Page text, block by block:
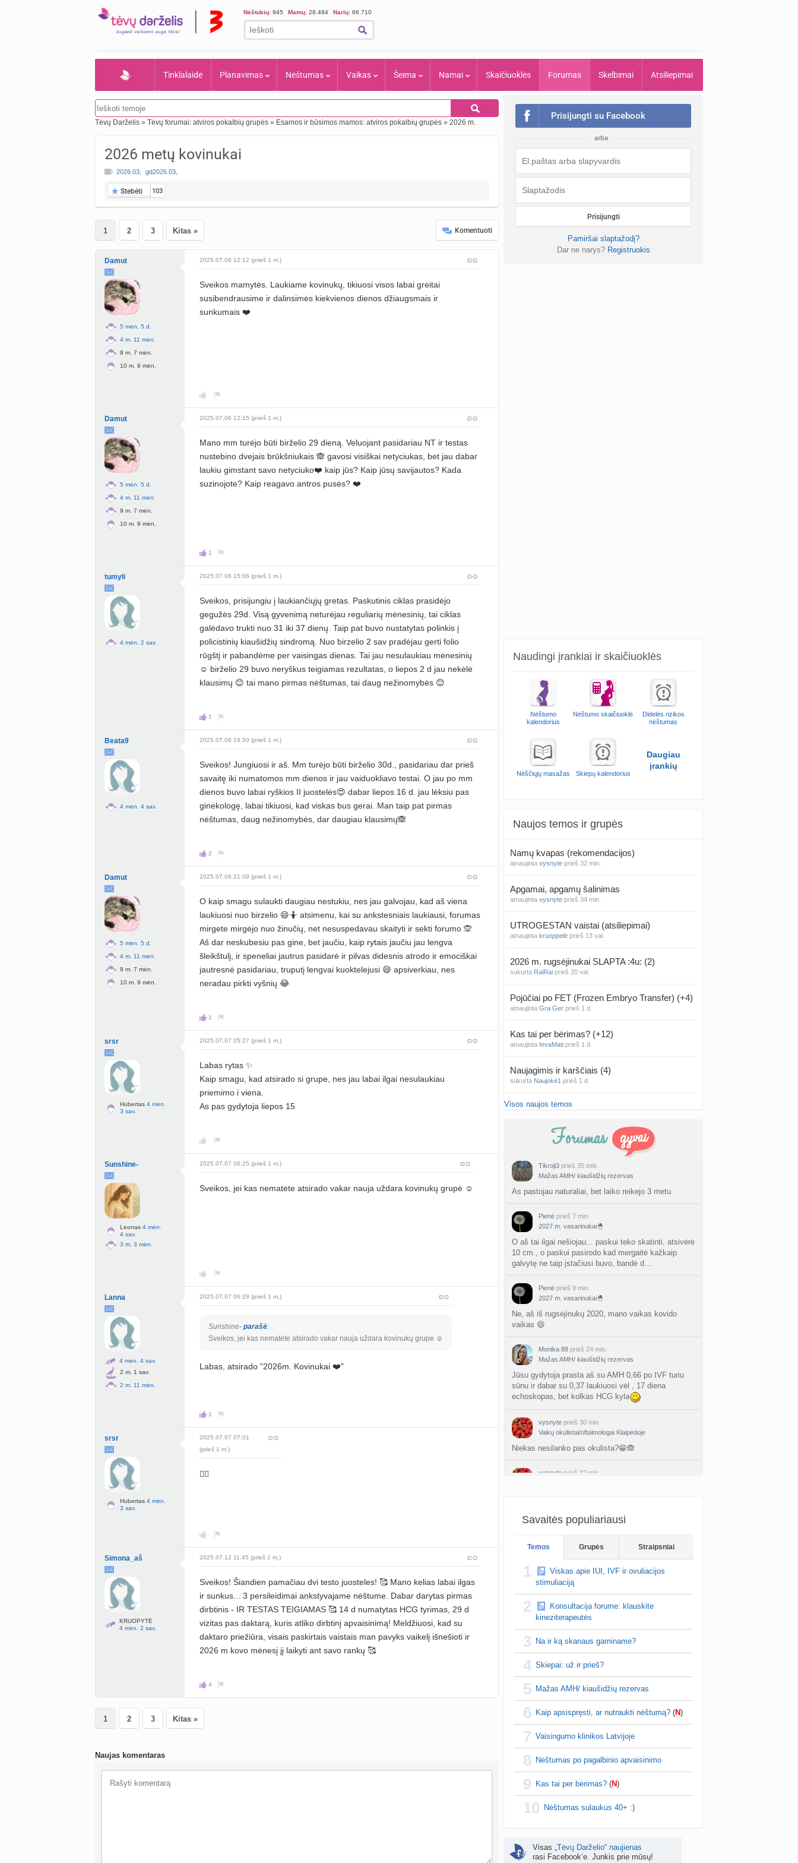
Nėštukių: 945 Mamų: 28.494 Narių: 66.710
Tinklalaidė Planavimas Nėštumas Vaikas Šeima Namai Skaičiuoklės Forumas Skelbimai Atsiliepimai
Tėvų Darželis » Tėvų forumai: atviros pokalbių grupės » Esamos ir būsimos mamos: atviros pokalbių grupės » 2026 m.
2026 metų kovinukai
2026.03 gd2026.03
Stebėti 103
1 2 3 Kitas » Komentuoti
Damut
5 mėn. 5 d.
4 m. 11 mėn.
9 m. 7 mėn.
10 m. 9 mėn.
2025.07.06 12:12 (prieš 1 m.)
Sveikos mamytės. Laukiame kovinukų, tikiuosi visos labai greitai
susibendrausime ir dalinsimės kiekvienos dienos džiaugsmais ir
sunkumais ❤️
Damut
5 mėn. 5 d.
4 m. 11 mėn.
9 m. 7 mėn.
10 m. 9 mėn.
2025.07.06 12:15 (prieš 1 m.)
Mano mm turėjo būti birželio 29 dieną. Veluojant pasidariau NT ir testas
nustebino dvejais brūkšniukais 🙈 gavosi visiškai netyciukas, bet jau dabar
laukiu gimstant savo netyciuko❤️ kaip jūs? Kaip jūsų savijautos? Kada
suzinojote? Kaip reagavo antros pusės? ❤️
1
tumyli
4 mėn. 2 sav.
2025.07.06 15:06 (prieš 1 m.)
Sveikos, prisijungiu į laukiančiųjų gretas. Paskutinis ciklas prasidėjo
gegužės 29d. Visą gyvenimą neturėjau reguliarių mėnesinių, tai ciklas
galėdavo trukti nuo 31 iki 37 dienų. Taip pat buvo nustatytas polinkis į
policistinių kiaušidžių sindromą. Nuo birzelio 2 sav pradėjau gerti folio
rūgštį ir pabandėme per vaisingas dienas. Tai jau nesulaukiau mėnesinių
☺️ birželio 29 buvo neryškus teigiamas rezultatas, o liepos 2 d jau nekėlė
klausimų 😊 tai mano pirmas nėštumas, tai daug nežinomybės 😊
1
Beata9
4 mėn. 4 sav.
2025.07.06 19:50 (prieš 1 m.)
Sveikos! Jungiuosi ir aš. Mm turėjo būti birželio 30d., pasidariau dar prieš
savaitę iki numatomos mm dienos ir jau vaiduokliavo testai. O jau po mm
dienos buvo labai ryškios II juostelės😍 dabar liepos 16 d. jau lėksiu pas
ginekologę, labai tikiuosi, kad viskas bus gerai. Man taip pat pirmas
nėštumas, daug nežinomybės, dar daugiau klausimų🙈
2
Damut
5 mėn. 5 d.
4 m. 11 mėn.
9 m. 7 mėn.
10 m. 9 mėn.
2025.07.06 21:09 (prieš 1 m.)
O kaip smagu sulaukti daugiau nestukiu, nes jau galvojau, kad aš viena
laukiuosi nuo birzelio 😄🤷 atsimenu, kai su ankstesniais laukiausi, forumas
mirgete mirgėjo nuo žinučių, net nesuspedavau skaityti ir sekti forumo 🙊
Aš dar neskubesiu pas gine, bet jaučiu, kaip rytais jaučiu jau lengva
šleikštulį, ir speneliai jautrus pasidarė ir pilvas didesnis atrodo ir emociškai
jautresnė pasidariau, truputį lengvai kuoktelejusi 😄 apsiverkiau, nes
neradau pirkti vyšnių 😂
1
srsr
Hubertas 4 mėn.
3 sav.
2025.07.07 05:27 (prieš 1 m.)
Labas rytas ✨
Kaip smagu, kad atsirado si grupe, nes jau labai ilgai nesulaukiau
priemimo i viena.
As pas gydytoja liepos 15
Sunshine-
Leonas 4 mėn.
4 sav.
3 m. 3 mėn.
2025.07.07 06:25 (prieš 1 m.)
Sveikos, jei kas nematėte atsirado vakar nauja uždara kovinukų grupė ☺️
Lanna
4 mėn. 4 sav.
2 m. 1 sav.
2 m. 11 mėn.
2025.07.07 06:28 (prieš 1 m.)
Sunshine- parašė:
Sveikos, jei kas nematėte atsirado vakar nauja uždara kovinukų grupė ☺️
Labas, atsirado "2026m. Kovinukai ❤️"
1
srsr
Hubertas 4 mėn.
3 sav.
2025.07.07 07:01
(prieš 1 m.)
👍🏼
Simona_aš
KRUOPYTĖ
4 mėn. 2 sav.
2025.07.12 11:45 (prieš 1 m.)
Sveikos! Šiandien pamačiau dvi testo juosteles! 🥰 Mano kelias labai ilgas
ir sunkus... 3 persileidimai ankstyvajame nėštume. Dabar darytas pirmas
dirbtinis - IR TESTAS TEIGIAMAS 🥰 14 d numatytas HCG tyrimas, 29 d
vizitas pas daktarą, kuris atliko dirbtinį apvaisinimą! Meldžiuosi, kad su
daktaro priežiūra, visais paskirtais vaistais man pavyks vaikelį išnešioti ir
2026 m kovo mėnesį jį laikyti ant savo rankų 🥰
4
1 2 3 Kitas »
Naujas komentaras
Prisijungti su Facebook
arba
Prisijungti
Pamiršai slaptažodį?
Dar ne narys? Registruokis
Naudingi įrankiai ir skaičiuoklės
Nėštumo
kalendorius
Nėštumo skaičiuoklė
Didelės rizikos
nėštumas
Nėščiųjų masažas Skiepų kalendorius
Daugiau
įrankių
Naujos temos ir grupės
Namų kvapas (rekomendacijos)
atnaujinta vysnyte prieš 32 min.
Apgamai, apgamų šalinimas
atnaujinta vysnyte prieš 34 min.
UTROGESTAN vaistai (atsiliepimai)
atnaujinta kruoppelė prieš 13 val.
2026 m. rugsėjinukai SLAPTA :4u: (2)
sukurta RaiRai prieš 20 val.
Pojūčiai po FET (Frozen Embryo Transfer) (+4)
atnaujinta Gra Ger prieš 1 d.
Kas tai per bėrimas? (+12)
atnaujinta IevaMati prieš 1 d.
Naujagimis ir karščiais (4)
sukurta Naujokė1 prieš 1 d.
NIPT false positive/false negative patirtys
Ar NIPT tyrimo rezultatai būna klaidingi?
2027 Vasario mėnesio mažyliai
sukurtaVasaris2027 prieš 2 d.
Traumatologai Šiauliuose (2)
sukurta Ingri2tii prieš 2 d.
Čakru valymas
sukurtasiksnyteee prieš 2 d.
Kęstutis Šklėrius
atnaujintagerdinas prieš 2 d.
Kovo mėnesio dvyniai
Anužis Jonas
atnaujinta linikea223 prieš 2 d.
Valdorfo mokyklos
Gražiausi, rečiausi berniukų vardai :)
Crinone gelio (progesterono) naudojimas
sukurta Soliaris73
sukurtaTD asistentė prieš 3 d.
Skydliaukės hipotirozė ir nėštumas (+3)
Šviesa777 prieš 3 d.
Gijimas po hemorojaus operacijos
prieš 4 d.
ŽPV (žmogaus papilomos virusas) (+3)
atnaujintaSvaja1234 prieš 4 d.
sukurta
Dažniausi klausimai apie cezario pjūvį (+2)
atnaujinta Veronika99 prieš 5 d.
lytinis brendimas (3)
TD testuotojos! (bendra tema)
atnaujinta Karlitele prieš 5 d.
vaiko drabuziai (2)
Visos naujos temos
Tikroji3 prieš 35 sek.
Mažas AMH/ kiaušidžių rezervas
As pastojau naturaliai, bet laiko reikejo 3 metu.
Pienė prieš 7 min.
2027 m. vasarinukai🐣
O aš tai ilgai nešiojau... paskui teko skatinti, atsivėrė
10 cm., o paskui pasirodo kad mergaitė kažkaip
galvytę ne taip įstačiusi buvo, bandė d…
Pienė prieš 9 min.
2027 m. vasarinukai🐣
Ne, aš iš rugsėjinukų 2020, mano vaikas kovido
vaikas 😄
Monika 88 prieš 24 min.
Mažas AMH/ kiaušidžių rezervas
Jūsu gydytoja prasta aš su AMH 0,66 po IVF turiu
sūnu ir dabar su 0,37 laukiuosi vėl , 17 diena
echoskopas, bet kolkas HCG kyla
vysnyte prieš 30 min.
Vaikų okulistai/oftalmologai Klaipėdoje
Niekas nesilanko pas okulista?😁🙈
vysnyte prieš 32 min.
Savaitės populiariausi
Temos Grupės Straipsniai
1
Viskas apie IUI, IVF ir ovuliacijos
stimuliaciją
2
Konsultacija forume: klauskite
kineziterapeutės
3 Na ir ką skanaus gaminame?
4 Skiepai: už ir prieš?
5 Mažas AMH/ kiaušidžių rezervas
6 Kaip apsispręsti, ar nutraukti nėštumą? (N)
7 Vaisingumo klinikos Latvijoje
8 Nėštumas po pagalbinio apvaisinimo
9 Kas tai per bėrimas? (N)
10 Nėštumas sulaukus 40+ :)
Visas „Tėvų Darželio“ naujienas
rasi Facebook‘e. Junkis prie mūsų!